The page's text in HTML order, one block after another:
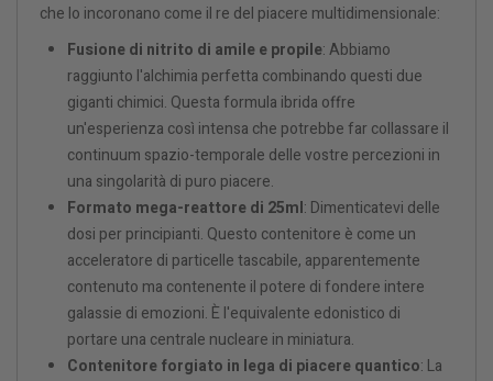
che lo incoronano come il re del piacere multidimensionale:
Fusione di nitrito di amile e propile: Abbiamo
raggiunto l'alchimia perfetta combinando questi due
giganti chimici. Questa formula ibrida offre
un'esperienza così intensa che potrebbe far collassare il
continuum spazio-temporale delle vostre percezioni in
una singolarità di puro piacere.
Formato mega-reattore di 25ml: Dimenticatevi delle
dosi per principianti. Questo contenitore è come un
acceleratore di particelle tascabile, apparentemente
contenuto ma contenente il potere di fondere intere
galassie di emozioni. È l'equivalente edonistico di
portare una centrale nucleare in miniatura.
Contenitore forgiato in lega di piacere quantico: La